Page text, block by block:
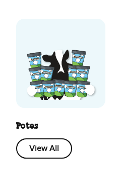
Potes
View All